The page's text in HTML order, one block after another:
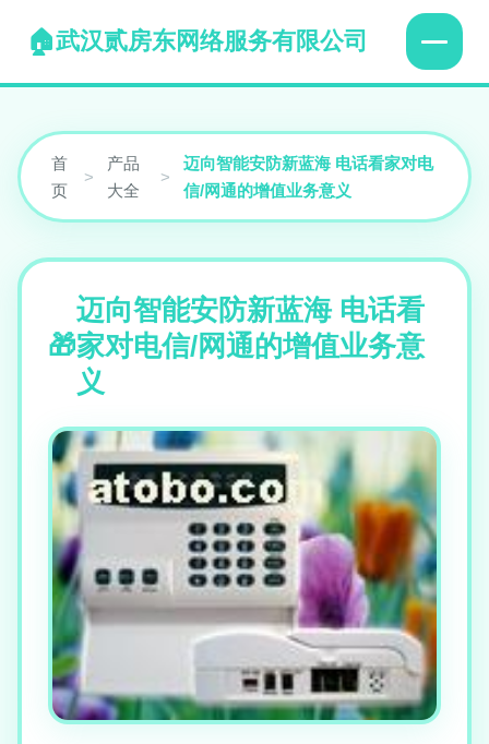
武汉贰房东网络服务有限公司
首
页
>
产品
大全
>
迈向智能安防新蓝海 电话看家对电
信/网通的增值业务意义
迈向智能安防新蓝海 电话看
家对电信/网通的增值业务意
义